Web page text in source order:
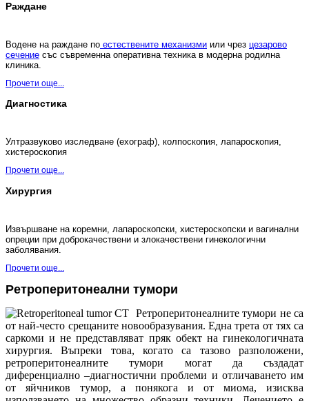
Раждане
Водене на раждане по естествените механизми или чрез цезарово
сечение със съвременна оперативна техника в модерна родилна
клиника.
Прочети още...
Диагностика
Ултразвуково изследване (ехограф), колпоскопия, лапароскопия,
хистероскопия
Прочети още...
Хирургия
Извършване на коремни, лапароскопски, хистероскопски и вагинални
опреции при доброкачествени и злокачествени гинекологични
заболявания.
Прочети още...
Ретроперитонеални тумори
Ретроперитонеалните тумори не са
от най-често срещаните новообразувания. Една трета от тях са
саркоми и не представляват пряк обект на гинекологичната
хирургия. Въпреки това, когато са тазово разположени,
ретроперитонеалните тумори могат да създадат
диференциално –диагностични проблеми и отличаването им
от яйчников тумор, а понякога и от миома, изисква